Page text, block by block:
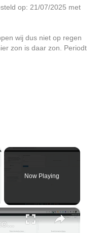
op: 21/07/2025 met
wij dus niet op regen
zon is daar zon. Periodt
Now Playing
×
affiliate links Inkorten plugin